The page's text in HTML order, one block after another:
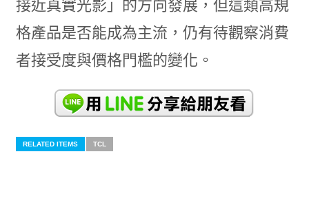
接近真實光影」的方向發展，但這類高規
格產品是否能成為主流，仍有待觀察消費
者接受度與價格門檻的變化。
RELATED ITEMS TCL